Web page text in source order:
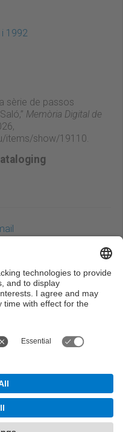
1992
sèrie de passos
Memòria Digital de
items/show/19110
on this work is
license:Attribution-
de Catalunya ·